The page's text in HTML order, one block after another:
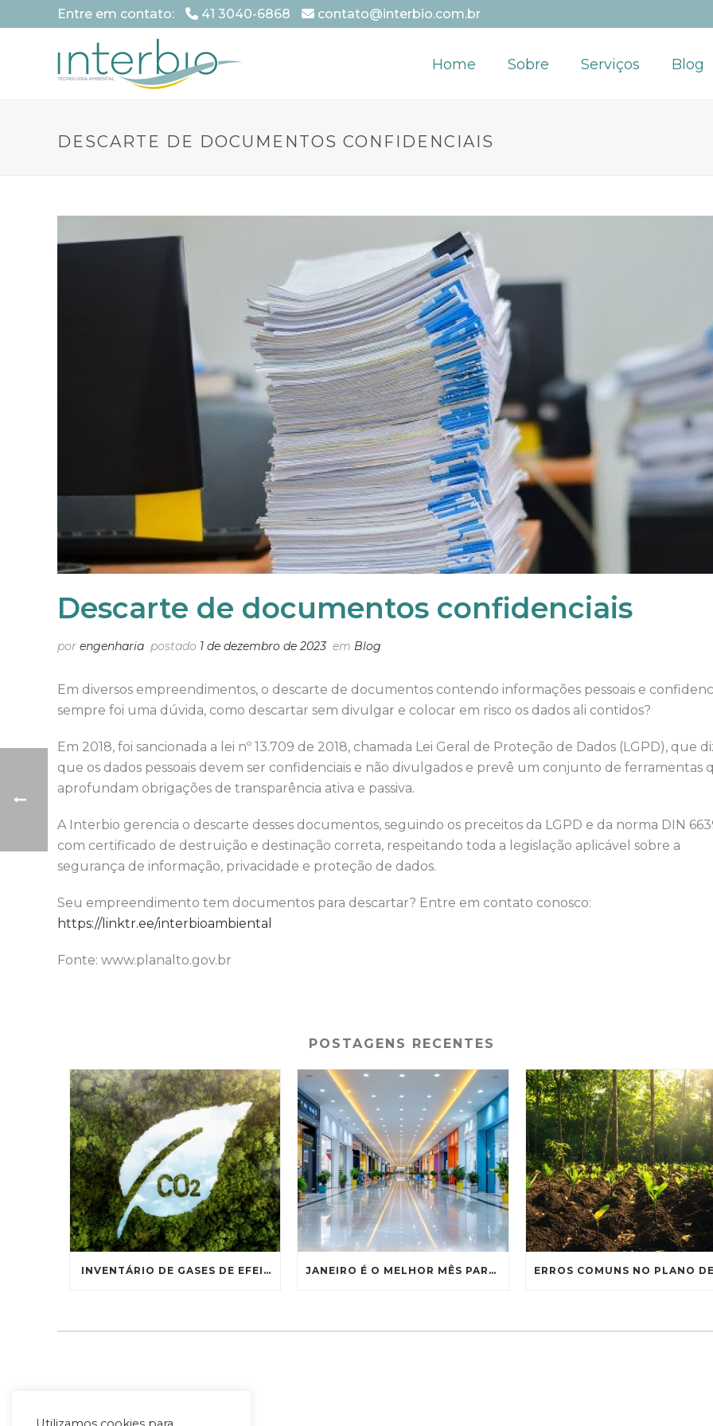
Entre em contato: 41 3040-6868 contato@interbio.com.br
Home Sobre Serviços Blog
DESCARTE DE DOCUMENTOS CONFIDENCIAIS
Descarte de documentos confidenciais
por engenharia postado 1 de dezembro de 2023 em Blog
Em diversos empreendimentos, o descarte de documentos contendo informações pessoais e
sempre foi uma dúvida, como descartar sem divulgar e colocar em risco os dados ali contidos?
Em 2018, foi sancionada a lei nº 13.709 de 2018, chamada Lei Geral de Proteção de Dados (LGPD), que
que os dados pessoais devem ser confidenciais e não divulgados e prevê um conjunto de ferramentas
aprofundam obrigações de transparência ativa e passiva.
A Interbio gerencia o descarte desses documentos, seguindo os preceitos da LGPD e da norma DIN
com certificado de destruição e destinação correta, respeitando toda a legislação aplicável sobre a
segurança de informação, privacidade e proteção de dados.
Seu empreendimento tem documentos para descartar? Entre em contato conosco:
https://linktr.ee/interbioambiental
Fonte: www.planalto.gov.br
POSTAGENS RECENTES
INVENTÁRIO DE GASES DE EFEITO ESTUFA JANEIRO É O MELHOR MÊS PARA ORGANIZAR A GESTÃO DE RESÍDUOS DO SEU SHOPPING